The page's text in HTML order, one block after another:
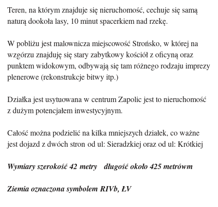
Teren, na którym znajduje się nieruchomość, cechuje się samą
naturą dookoła lasy, 10 minut spacerkiem nad rzekę.
W pobliżu jest malownicza miejscowość Strońsko, w której na
wzgórzu znajduję się stary zabytkowy kościół z oficyną oraz
punktem widokowym, odbywają się tam różnego rodzaju imprezy
plenerowe (rekonstrukcje bitwy itp.)
Działka jest usytuowana w centrum Zapolic jest to nieruchomość
z dużym potencjałem inwestycyjnym.
Całość można podzielić na kilka mniejszych działek, co ważne
jest dojazd z dwóch stron od ul: Sieradzkiej oraz od ul: Krótkiej
Wymiary szerokość 42 metry długość około 425 metrówm
Ziemia oznaczona symbolemRIVb, ŁV